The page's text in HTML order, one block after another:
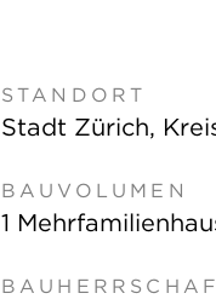
STANDORT
Stadt Zürich,
BAUVOLUMEN
1